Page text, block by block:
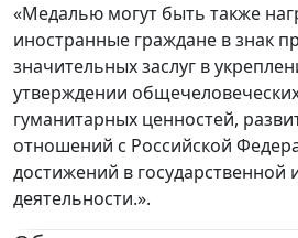
«Медалью могут быть также
иностранные граждане в знак
значительных заслуг в
утверждении
гуманитарных ценностей,
отношений с Российской
достижений в государственной
деятельности.».